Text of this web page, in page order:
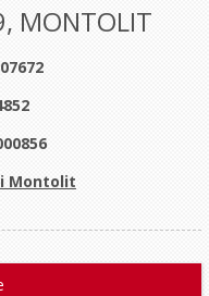
MONTOLIT
Montolit